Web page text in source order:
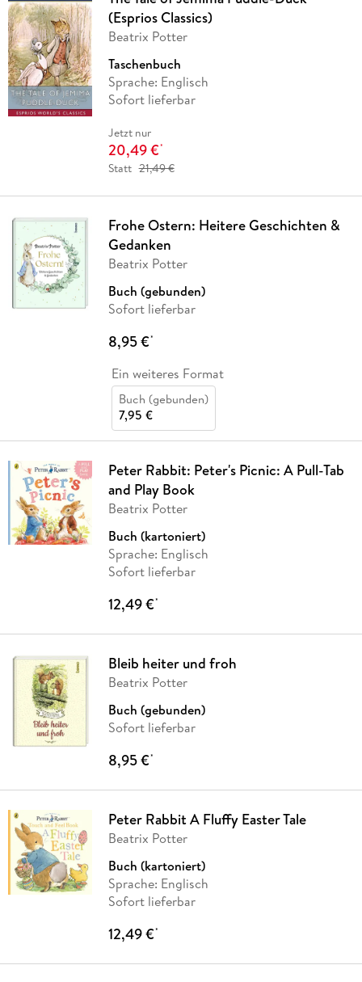
(Esprios Classics)
Beatrix Potter
Taschenbuch
Sprache: Englisch
Sofort lieferbar
Jetzt nur
20,49 €*
Statt 21,49 €
Frohe Ostern: Heitere Geschichten &
Gedanken
Beatrix Potter
Buch (gebunden)
Sofort lieferbar
8,95 €*
Ein weiteres Format
Buch (gebunden)
7,95 €
Peter Rabbit: Peter's Picnic: A Pull-Tab
and Play Book
Beatrix Potter
Buch (kartoniert)
Sprache: Englisch
Sofort lieferbar
12,49 €*
Bleib heiter und froh
Beatrix Potter
Buch (gebunden)
Sofort lieferbar
8,95 €*
Peter Rabbit A Fluffy Easter Tale
Beatrix Potter
Buch (kartoniert)
Sprache: Englisch
Sofort lieferbar
12,49 €*